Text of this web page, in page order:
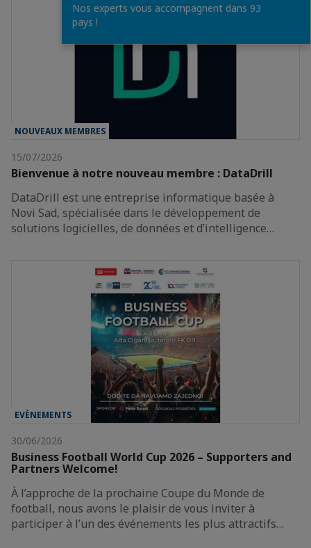
NOUVEAUX MEMBRES
15/07/2026
Bienvenue à notre nouveau membre : DataDrill
DataDrill est une entreprise informatique basée à
Novi Sad, spécialisée dans le développement de
solutions logicielles, de données et d’intelligence…
EVÈNEMENTS
30/06/2026
Business Football World Cup 2026 – Supporters and
Partners Welcome!
À l’approche de la prochaine Coupe du Monde de
football, nous avons le plaisir de vous inviter à
participer à l’un des événements les plus attractifs…
Nos experts vous accompagnent dans 93
pays !